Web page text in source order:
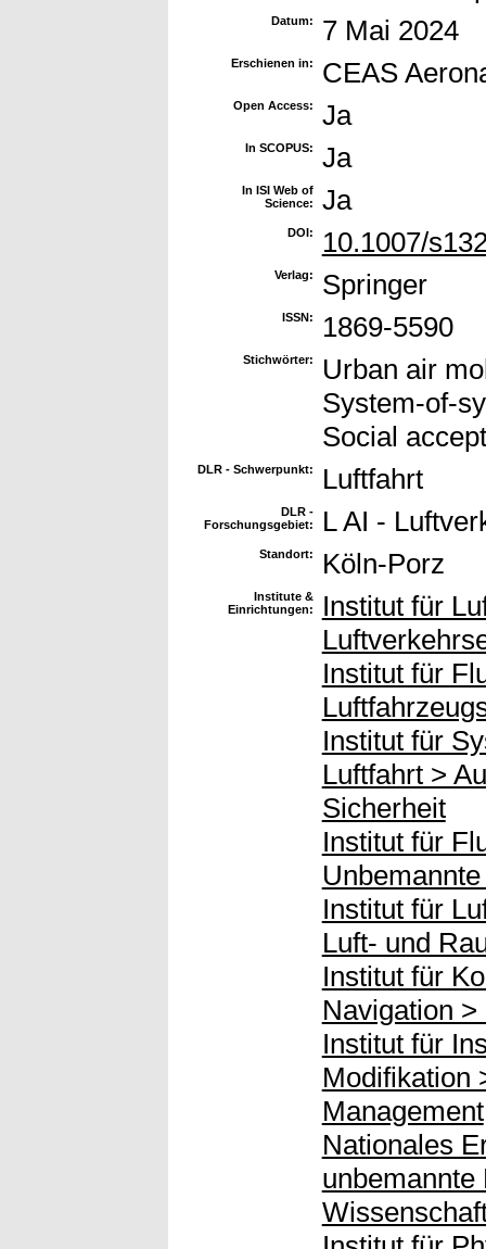
Datum: 7 Mai 2024
Erschienen in: CEAS
Open Access: Ja
In SCOPUS: Ja
In ISI Web of
Science:
Ja
DOI: 10.1007/
Verlag: Springer
ISSN: 1869-5590
Stichwörter:
Urban air
System-of-
Social
DLR - Schwerpunkt: Luftfahrt
DLR -
Forschungsgebiet:
L AI -
Standort: Köln-Porz
Institute &
Einrichtungen:
Institut für
Institut für
Institut für
Luftfahrt >
Sicherheit
Institut für
Institut für
Luft- und
Institut für
Navigation
Institut für
Modifikation
Management
Nationales
unbemannte